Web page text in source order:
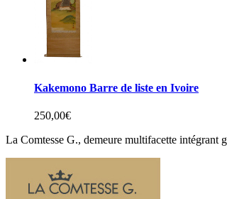
Kakemono Barre de liste en Ivoire
250,00€
La Comtesse G., demeure multifacette intégrant